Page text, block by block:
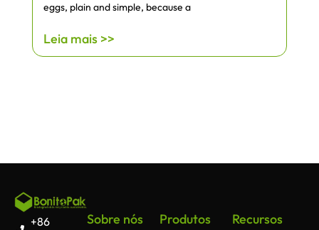
eggs, plain and simple, because a
Leia mais >>
+86
Sobre nós Produtos Recursos